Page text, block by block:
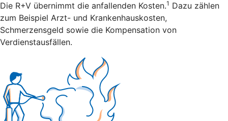
Die R+V übernimmt die anfallenden Kosten.1 Dazu zählen
zum Beispiel Arzt- und Krankenhauskosten,
Schmerzensgeld sowie die Kompensation von
Verdienstausfällen.